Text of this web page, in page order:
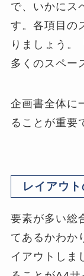
で、いかにス
す。各項目の
りましょう。
多くのスペー
企画書全体に
ることが重要
レイアウ
要素が多い総
てあるかわか
イアウトしま